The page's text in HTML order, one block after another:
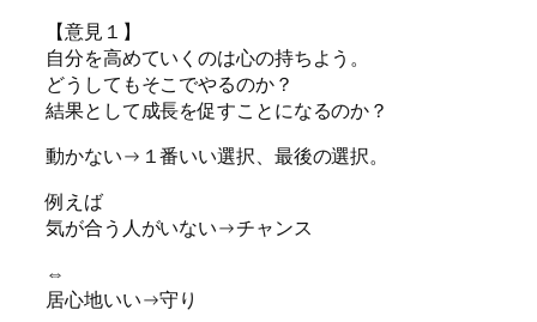
【意見１】
自分を高めていくのは心の持ちよう。
どうしてもそこでやるのか？
結果として成長を促すことになるのか？
動かない→１番いい選択、最後の選択。
例えば
気が合う人がいない→チャンス
⇔
居心地いい→守り